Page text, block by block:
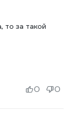
то за такой
0 0